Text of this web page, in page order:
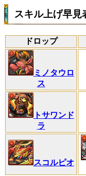
スキル上げ早見
ドロップ
ミノタウロ
ス
トサワンド
ラ
スコルピオ